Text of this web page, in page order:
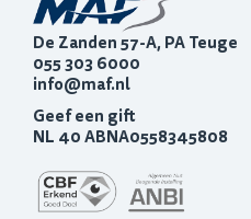
De Zanden 57-A, PA Teuge
055 303 6000
info@maf.nl
Geef een gift
NL 40 ABNA0558345808